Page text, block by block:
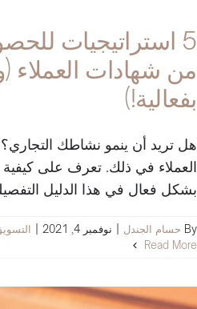
5 استراتيجيات
من شهادات العملاء
بفعالية!)
هل تريد أن ينمو نشاطك
العملاء في ذلك. تعرف على كيفية
بشكل فعال في هذا الدليل
By حسام الجندل نوفمبر 4, 2021
Read More